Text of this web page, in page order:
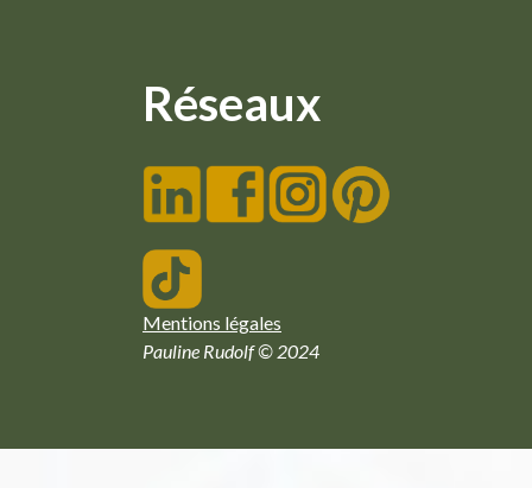
Réseaux
Mentions légales
Pauline Rudolf © 2024